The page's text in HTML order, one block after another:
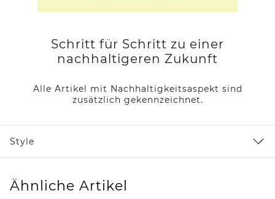
Schritt für Schritt zu einer
nachhaltigeren Zukunft
Alle Artikel mit Nachhaltigkeitsaspekt sind
zusätzlich gekennzeichnet.
Style
Ähnliche Artikel